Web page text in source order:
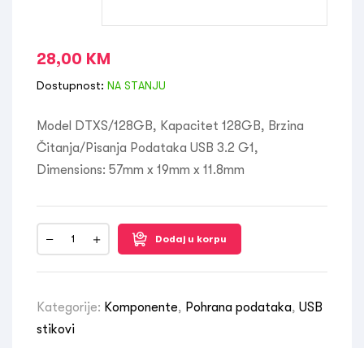
28,00 KM
Dostupnost: NA STANJU
Model DTXS/128GB, Kapacitet 128GB, Brzina
Čitanja/Pisanja Podataka USB 3.2 G1,
Dimensions: 57mm x 19mm x 11.8mm
Dodaj u korpu
Kategorije: Komponente, Pohrana podataka, USB
stikovi